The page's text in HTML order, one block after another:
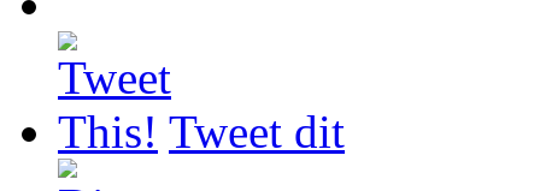
Tweet dit